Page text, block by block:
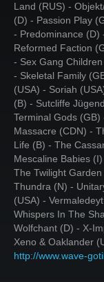
Land (RUS) -
(D) - Passion Play
- Predominance (D)
Reformed Faction
- Sex Gang
- Skeletal Family
(USA) - Soriah
(B) - Sutcliffe
Terminal Gods
Massacre (CDN) -
Life (B) - The
Mescaline Babies
The Twilight
Thundra (N) -
(USA) -
Whispers In The
Wolfchant (D) - X-
Xeno & Oaklander
http://www.wave-